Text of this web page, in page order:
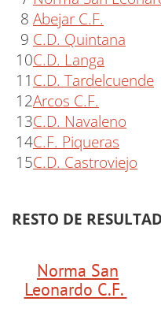
8 Abejar C.F.
9 C.D. Quintana
10C.D. Langa
11C.D. Tardelcuende
12Arcos C.F.
13C.D. Navaleno
14C.F. Piqueras
15C.D. Castroviejo
RESTO DE
Norma San
Leonardo C.F.